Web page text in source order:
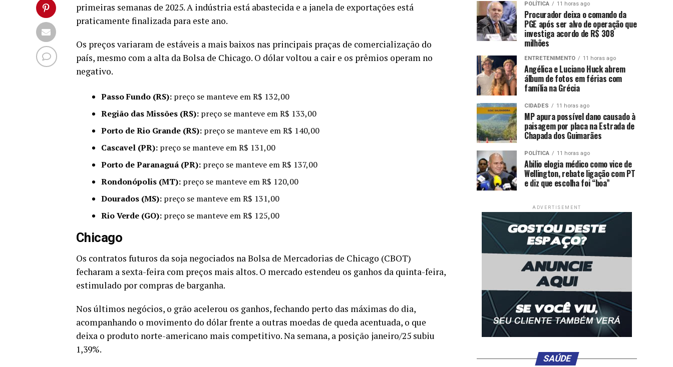
primeiras semanas de 2025. A indústria está abastecida e a janela de exportações está
praticamente finalizada para este ano.
Os preços variaram de estáveis a mais baixos nas principais praças de comercialização do
país, mesmo com a alta da Bolsa de Chicago. O dólar voltou a cair e os prêmios operam no
negativo.
Passo Fundo (RS): preço se manteve em R$ 132,00
Região das Missões (RS): preço se manteve em R$ 133,00
Porto de Rio Grande (RS): preço se manteve em R$ 140,00
Cascavel (PR): preço se manteve em R$ 131,00
Porto de Paranaguá (PR): preço se manteve em R$ 137,00
Rondonópolis (MT): preço se manteve em R$ 120,00
Dourados (MS): preço se manteve em R$ 131,00
Rio Verde (GO): preço se manteve em R$ 125,00
Chicago
Os contratos futuros da soja negociados na Bolsa de Mercadorias de Chicago (CBOT)
fecharam a sexta-feira com preços mais altos. O mercado estendeu os ganhos da quinta-feira,
estimulado por compras de barganha.
Nos últimos negócios, o grão acelerou os ganhos, fechando perto das máximas do dia,
acompanhando o movimento do dólar frente a outras moedas de queda acentuada, o que
deixa o produto norte-americano mais competitivo. Na semana, a posição janeiro/25 subiu
1,39%.
POLÍTICA 11 horas ago
Procurador deixa o comando da
PGE após ser alvo de operação que
investiga acordo de R$ 308
milhões
ENTRETENIMENTO 11 horas ago
Angélica e Luciano Huck abrem
álbum de fotos em férias com
família na Grécia
CIDADES 11 horas ago
MP apura possível dano causado à
paisagem por placa na Estrada de
Chapada dos Guimarães
POLÍTICA 11 horas ago
Abilio elogia médico como vice de
Wellington, rebate ligação com PT
e diz que escolha foi “boa”
ADVERTISEMENT
SAÚDE